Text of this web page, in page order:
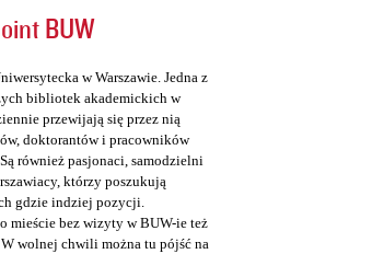
BUW
w Warszawie. Jedna z
bibliotek akademickich w
przewijają się przez nią
doktorantów i pracowników
również pasjonaci, samodzielni
którzy poszukują
gdzie indziej pozycji.
mieście bez wizyty w BUW-ie też
wolnej chwili można tu pójść na